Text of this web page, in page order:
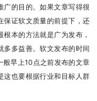
广的目的。如果文章写得很
保证软文质量的前提下，还
本的方法就是广为发布，
多多益善。软文发布的时间
般早上10点之前发布的文章
这也要根据行业和目标人群